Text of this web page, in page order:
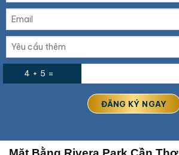
4 + 5 =